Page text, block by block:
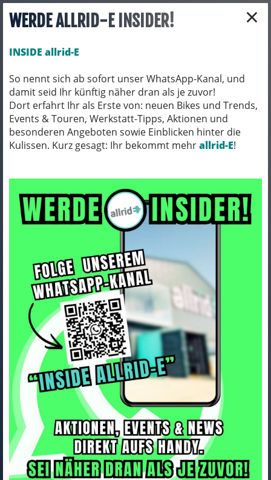
×
WERDE ALLRID-E INSIDER!
INSIDE allrid-E
So nennt sich ab sofort unser WhatsApp-Kanal, und
damit seid Ihr künftig näher dran als je zuvor!
Dort erfahrt Ihr als Erste von: neuen Bikes und Trends,
Events & Touren, Werkstatt-Tipps, Aktionen und
besonderen Angeboten sowie Einblicken hinter die
Kulissen. Kurz gesagt: Ihr bekommt mehrallrid-E!
Toggle navigation
BEKLEIDUNG SOCKEN
Trek Socke Trek Race Crew S
(35-38) Viper Red
Art.Nr. 5275668
Farbe: VIPER RED